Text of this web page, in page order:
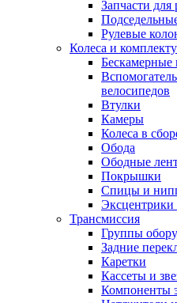
Запчасти для
Рулевые
Колеса и
Бескамерные
велосипедов
Втулки
Камеры
Колеса в
Обода
Ободные
Покрышки
Спицы и
Эксцентрики
Трансмиссия
Группы
Задние
Каретки
Кассеты и
Компоненты